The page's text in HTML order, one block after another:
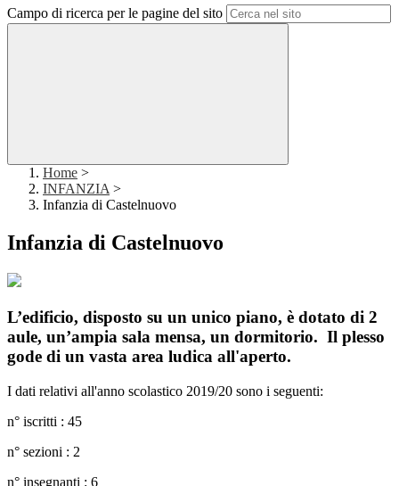
Campo di ricerca per le pagine del sito
Home >
INFANZIA >
Infanzia di Castelnuovo
Infanzia di Castelnuovo
L’edificio, disposto su un unico piano, è dotato di 2
aule, un’ampia sala mensa, un dormitorio. Il plesso
gode di un vasta area ludica all'aperto.
I dati relativi all'anno scolastico 2019/20 sono i seguenti:
n° iscritti : 45
n° sezioni : 2
n° insegnanti : 6